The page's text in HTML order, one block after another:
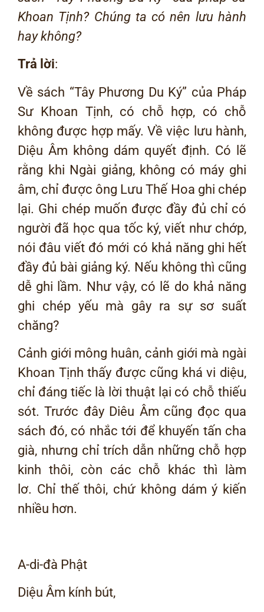
Khoan Tịnh? Chúng ta có nên lưu hành
hay không?
Trả lời:
Về sách “Tây Phương Du Ký” của Pháp
Sư Khoan Tịnh, có chỗ hợp, có chỗ
không được hợp mấy. Về việc lưu hành,
Diệu Âm không dám quyết định. Có lẽ
rằng khi Ngài giảng, không có máy ghi
âm, chỉ được ông Lưu Thế Hoa ghi chép
lại. Ghi chép muốn được đầy đủ chỉ có
người đã học qua tốc ký, viết như chớp,
nói đâu viết đó mới có khả năng ghi hết
đầy đủ bài giảng ký. Nếu không thì cũng
dễ ghi lầm. Như vậy, có lẽ do khả năng
ghi chép yếu mà gây ra sự sơ suất
chăng?
Cảnh giới mông huân, cảnh giới mà ngài
Khoan Tịnh thấy được cũng khá vi diệu,
chỉ đáng tiếc là lời thuật lại có chỗ thiếu
sót. Trước đây Diêu Âm cũng đọc qua
sách đó, có nhắc tới để khuyến tấn cha
già, nhưng chỉ trích dẫn những chỗ hợp
kinh thôi, còn các chỗ khác thì làm
lơ. Chỉ thế thôi, chứ không dám ý kiến
nhiều hơn.
A-di-đà Phật
Diệu Âm kính bút,